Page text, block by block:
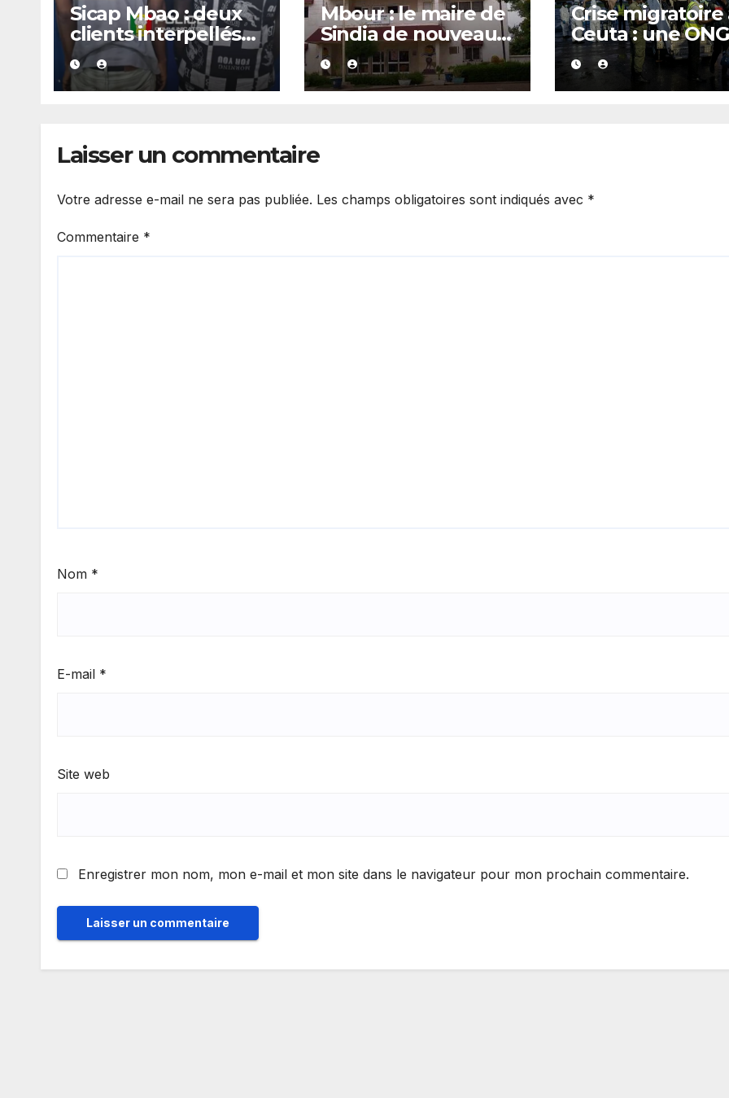
Sicap Mbao : deux
clients interpellés
avec du kush lors
d’un contrôle de
police dans un bar
Mbour : le maire de
Sindia de nouveau
arrêté
Crise migratoire
Ceuta : une ONG
marocaine met
cause les
responsabilités
Laisser un commentaire
Votre adresse e-mail ne sera pas publiée. Les champs obligatoires sont indiqués avec *
Commentaire *
Nom *
E-mail *
Site web
Enregistrer mon nom, mon e-mail et mon site dans le navigateur pour mon prochain commentaire.